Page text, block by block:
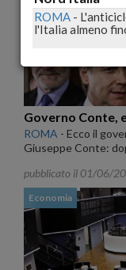
Governo Conte,
ROMA - Ecco il
Giuseppe Conte:
pubblicato il 01/06/
Economia
ROMA -
l'Italia almeno